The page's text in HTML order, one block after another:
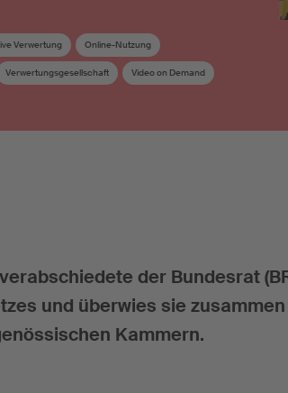
Verwertung Online-Nutzung
Verwertungsgesellschaft Video on Demand
der Bundesrat
und überwies sie
Kammern.